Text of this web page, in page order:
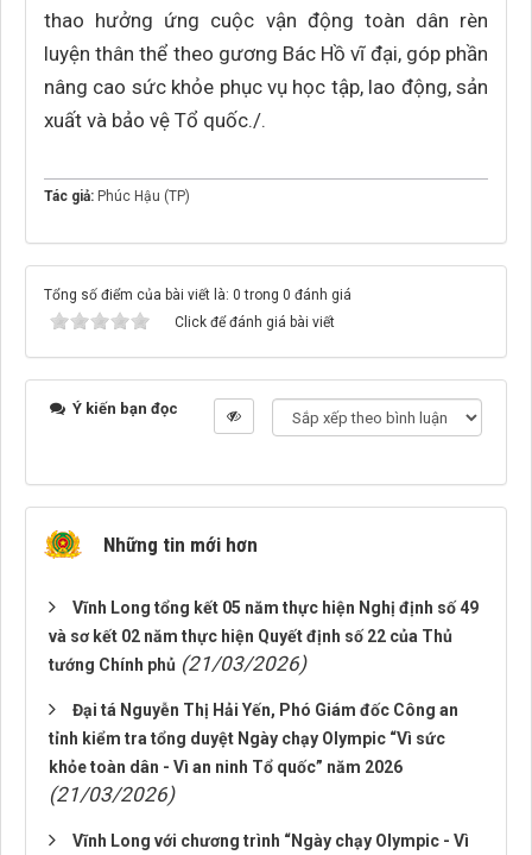
thao hưởng ứng cuộc vận động toàn dân rèn
luyện thân thể theo gương Bác Hồ vĩ đại, góp phần
nâng cao sức khỏe phục vụ học tập, lao động, sản
xuất và bảo vệ Tổ quốc./.
Tác giả: Phúc Hậu (TP)
Tổng số điểm của bài viết là: 0 trong 0 đánh giá
Click để đánh giá bài viết
Ý kiến bạn đọc
Những tin mới hơn
Vĩnh Long tổng kết 05 năm thực hiện Nghị định số 49
và sơ kết 02 năm thực hiện Quyết định số 22 của Thủ
tướng Chính phủ (21/03/2026)
Đại tá Nguyễn Thị Hải Yến, Phó Giám đốc Công an
tỉnh kiểm tra tổng duyệt Ngày chạy Olympic “Vì sức
khỏe toàn dân - Vì an ninh Tổ quốc” năm 2026
(21/03/2026)
Vĩnh Long với chương trình “Ngày chạy Olympic - Vì